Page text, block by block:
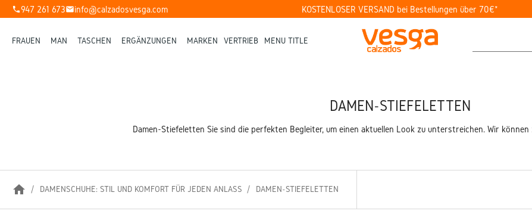
phone947 261 673mailinfo@calzadosvesga.com KOSTENLOSER VERSAND bei Bestellungen über 70€*
FRAUEN MAN TASCHEN ERGÄNZUNGEN MARKEN VERTRIEB MENU TITLE
DAMEN-STIEFELETTEN
Damen-Stiefeletten Sie sind die perfekten Begleiter, um einen aktuellen Look zu unterstreichen. Wir können
home DAMENSCHUHE: STIL UND KOMFORT FÜR JEDEN ANLASS DAMEN-STIEFELETTEN